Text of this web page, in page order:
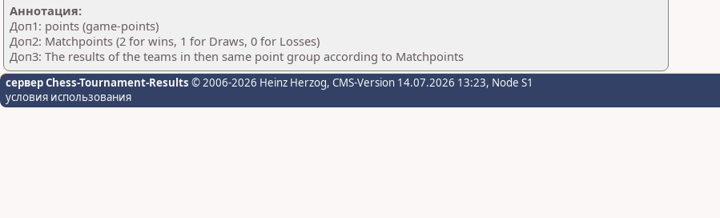
Аннотация:
Доп1: points (game-points)
Доп2: Matchpoints (2 for wins, 1 for Draws, 0 for Losses)
Доп3: The results of the teams in then same point group according to Matchpoints
сервер Chess-Tournament-Results © 2006-2026 Heinz Herzog, CMS-Version 14.07.2026 13:23, Node S1
условия использования